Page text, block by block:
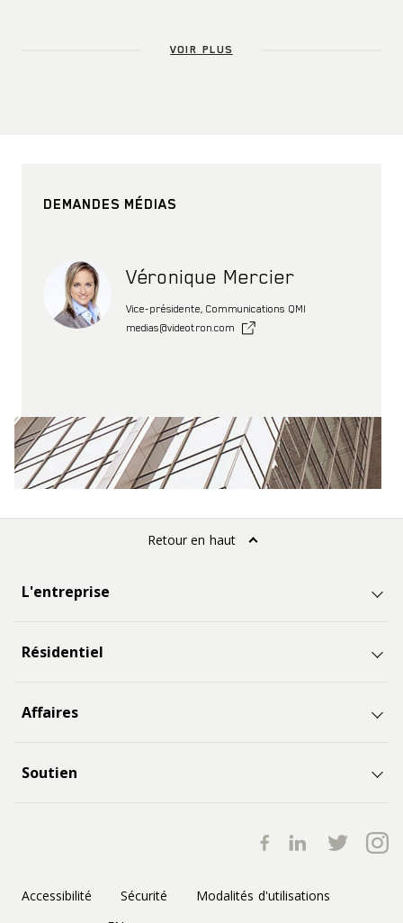
VOIR PLUS
DEMANDES MÉDIAS
Véronique Mercier
Vice-présidente, Communications QMI
medias@videotron.com
L'entreprise
Résidentiel
Affaires
Soutien
Retour en haut
Accessibilité Sécurité
Modalités d'utilisations